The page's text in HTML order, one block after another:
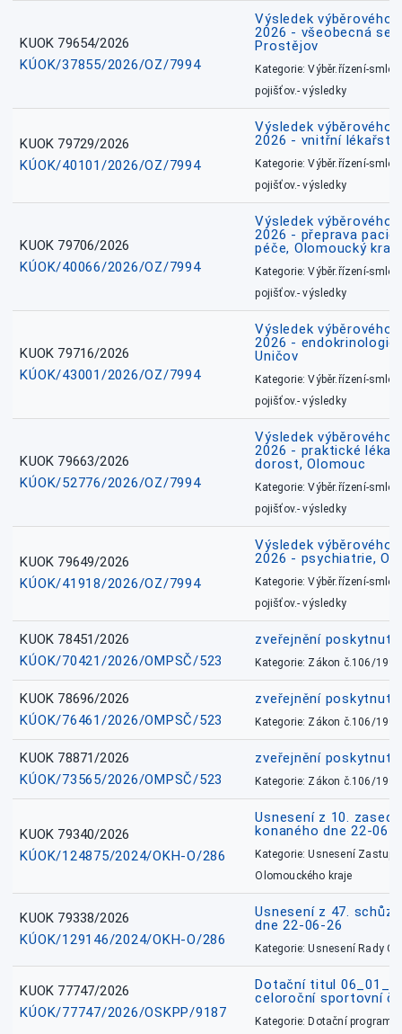
KUOK 79654/2026
KÚOK/37855/2026/OZ/7994
Výsledek výběrového
2026 - všeobecná
Prostějov
Kategorie: Výběr.řízení-
pojišťov.- výsledky
KUOK 79729/2026
KÚOK/40101/2026/OZ/7994
Výsledek výběrového
2026 - vnitřní
Kategorie: Výběr.řízení-
pojišťov.- výsledky
KUOK 79706/2026
KÚOK/40066/2026/OZ/7994
Výsledek výběrového
2026 - přeprava
péče, Olomoucký kraj
Kategorie: Výběr.řízení-
pojišťov.- výsledky
KUOK 79716/2026
KÚOK/43001/2026/OZ/7994
Výsledek výběrového
2026 - endokrinologie
Uničov
Kategorie: Výběr.řízení-
pojišťov.- výsledky
KUOK 79663/2026
KÚOK/52776/2026/OZ/7994
Výsledek výběrového
2026 - praktické
dorost, Olomouc
Kategorie: Výběr.řízení-
pojišťov.- výsledky
KUOK 79649/2026
KÚOK/41918/2026/OZ/7994
Výsledek výběrového
2026 - psychiatrie,
Kategorie: Výběr.řízení-
pojišťov.- výsledky
KUOK 78451/2026
KÚOK/70421/2026/OMPSČ/523
zveřejnění
Kategorie: Zákon č.106/1999
KUOK 78696/2026
KÚOK/76461/2026/OMPSČ/523
zveřejnění
Kategorie: Zákon č.106/1999
KUOK 78871/2026
KÚOK/73565/2026/OMPSČ/523
zveřejnění
Kategorie: Zákon č.106/1999
KUOK 79340/2026
KÚOK/124875/2024/OKH-O/286
Usnesení z 10.
konaného dne 22-06-
Kategorie: Usnesení
Olomouckého kraje
KUOK 79338/2026
KÚOK/129146/2024/OKH-O/286
Usnesení z 47.
dne 22-06-26
Kategorie: Usnesení Rady
KUOK 77747/2026
KÚOK/77747/2026/OSKPP/9187
Dotační titul
celoroční sportovní
Kategorie: Dotační